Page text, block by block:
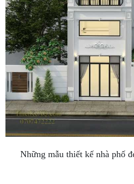
Những mẫu thiết kế nhà phố